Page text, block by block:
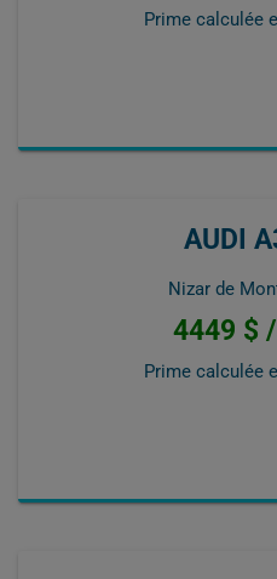
Prime calculée
AUDI
Nizar de
4449 $
Prime calculée